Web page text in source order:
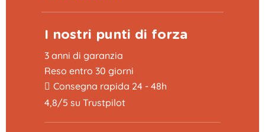
I nostri punti di forza
3 anni di garanzia
Reso entro 30 giorni
Consegna rapida 24 - 48h
4,8/5 su Trustpilot